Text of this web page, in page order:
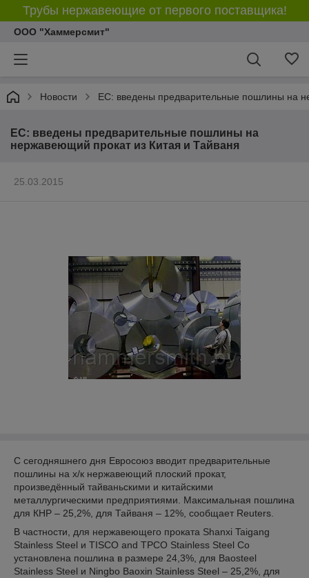
Трубы нержавеющие от первого поставщика!
ООО "Хаммерсмит"
Новости ЕС: введены предварительные пошлины на
ЕС: введены предварительные пошлины на
нержавеющий прокат из Китая и Тайваня
25.03.2015
С сегодняшнего дня Евросоюз вводит предварительные
пошлины на х/к нержавеющий плоский прокат,
произведённый тайваньскими и китайскими
металлургическими предприятиями. Максимальная пошлина
для КНР – 25,2%, для Тайваня – 12%, сообщает Reuters.
В частности, для нержавеющего проката Shanxi Taigang
Stainless Steel и TISCO and TPCO Stainless Steel Co
установлена пошлина в размере 24,3%, для Baosteel
Stainless Steel и Ningbo Baoxin Stainless Steel – 25,2%, для